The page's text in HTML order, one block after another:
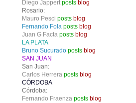
Diego Jappert posts blog
Rosario:
Mauro Pesci posts blog
Fernando Fola posts blog
Juan G Facta posts blog
LA PLATA
Bruno Sucurado posts blog
SAN JUAN
San Juan:
Carlos Herrera posts blog
CÓRDOBA
Córdoba:
Fernando Fraenza posts blog